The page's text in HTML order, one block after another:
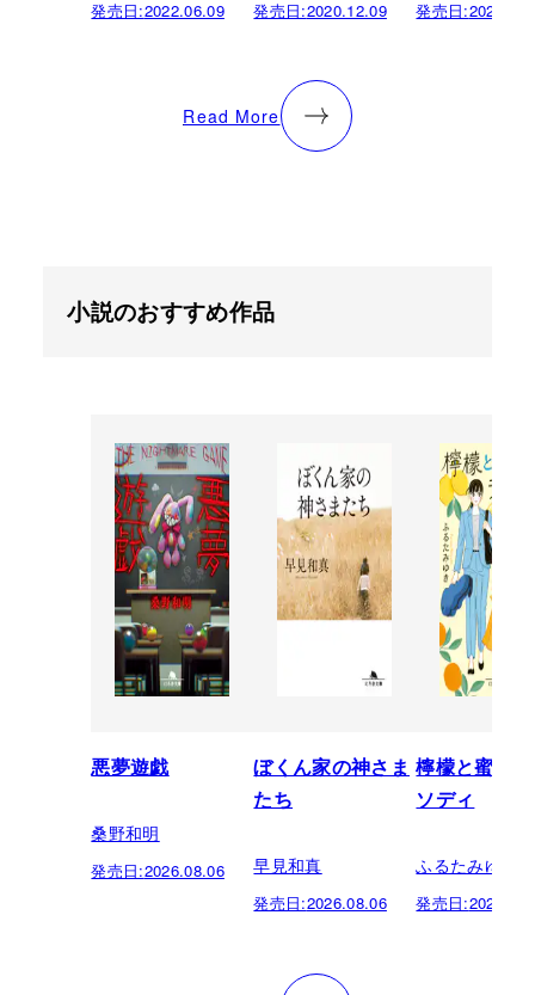
発売日:2022.06.09 発売日:2020.12.09 発売日:
Read More
小説のおすすめ作品
悪夢遊戯
桑野和明
発売日:2026.08.06
ぼくん家の神さま
たち
早見和真
発売日:2026.08.06
檸檬と蜜柑
ソディ
ふるたみゆき
発売日: